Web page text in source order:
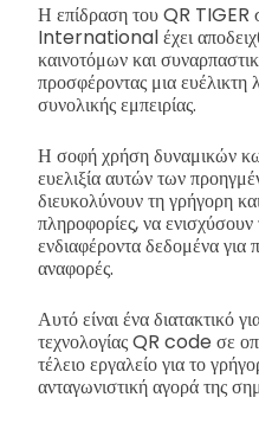
Η επίδραση του QR
International έχει
καινοτόμων και
προσφέροντας μια ευέλικτη
συνολικής εμπειρίας.
Η σοφή χρήση δυναμικών
ευελιξία αυτών των
διευκολύνουν τη γρήγορη
πληροφορίες, να
ενδιαφέροντα δεδομένα για
αναφορές.
Αυτό είναι ένα διατακτικό
τεχνολογίας QR code σε
τέλειο εργαλείο για το
ανταγωνιστική αγορά της